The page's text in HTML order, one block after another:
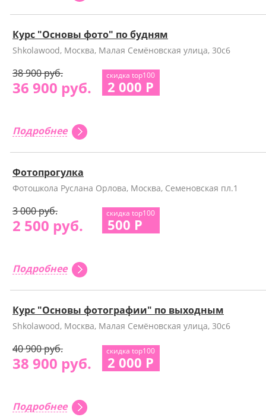
Курс "Основы фото" по будням
Shkolawood, Москва, Малая Семёновская улица, 30с6
38 900 руб.
36 900 руб.
скидка top100
2 000 Р
Подробнее
Фотопрогулка
Фотошкола Руслана Орлова, Москва, Семеновская пл.1
3 000 руб.
2 500 руб.
скидка top100
500 Р
Подробнее
Курс "Основы фотографии" по выходным
Shkolawood, Москва, Малая Семёновская улица, 30с6
40 900 руб.
38 900 руб.
скидка top100
2 000 Р
Подробнее